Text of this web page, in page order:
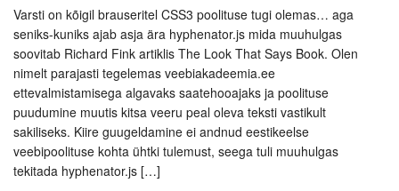
Varsti on kõigil brauseritel CSS3 poolituse tugi olemas… aga
seniks-kuniks ajab asja ära hyphenator.js mida muuhulgas
soovitab Richard Fink artiklis The Look That Says Book. Olen
nimelt parajasti tegelemas veebiakadeemia.ee
ettevalmistamisega algavaks saatehooajaks ja poolituse
puudumine muutis kitsa veeru peal oleva teksti vastikult
sakiliseks. Kiire guugeldamine ei andnud eestikeelse
veebipoolituse kohta ühtki tulemust, seega tuli muuhulgas
tekitada hyphenator.js […]